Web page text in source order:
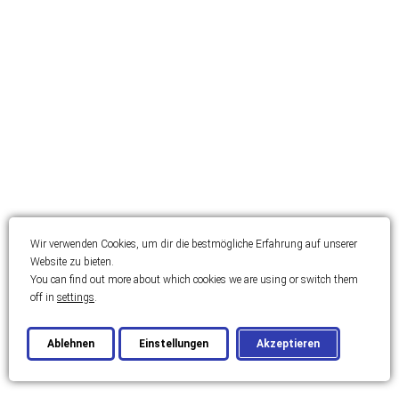
Neuigkeiten / Blog
Neuigkeiten / Blog
Über uns
Wir verwenden Cookies, um dir die bestmögliche Erfahrung auf unserer
Website zu bieten.
You can find out more about which cookies we are using or switch them
off in settings.
Akzeptieren
Ablehnen Einstellungen